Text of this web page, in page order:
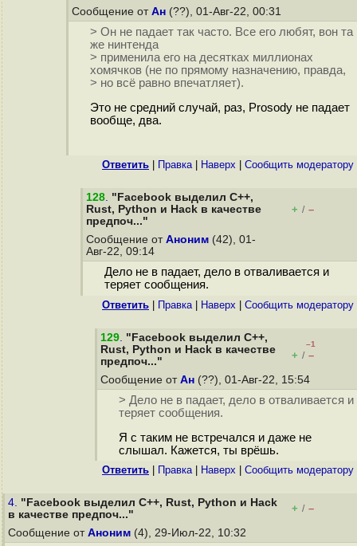
Сообщение от Ан (??), 01-Авг-22, 00:31
> Он не падает так часто. Все его любят, вон та
же нинтенда
> применила его на десятках миллионах
хомячков (не по прямому назначению, правда,
> но всё равно впечатляет).
Это не средний случай, раз, Prosody не падает
вообще, два.
Ответить Правка| Наверх Cообщить модератору
128. "Facebook выделил C++,
Rust, Python и Hack в качестве
предпоч..."
+ / –
Сообщение от Аноним (42), 01-
Авг-22, 09:14
Дело не в падает, дело в отваливается и
теряет сообщения.
Ответить Правка| Наверх Cообщить модератору
129. "Facebook выделил C++,
Rust, Python и Hack в качестве
предпоч..."
–1
+ / –
Сообщение от Ан (??), 01-Авг-22, 15:54
> Дело не в падает, дело в отваливается и
теряет сообщения.
Я с таким не встречался и даже не
слышал. Кажется, ты врёшь.
Ответить Правка| Наверх Cообщить модератору
4. "Facebook выделил C++, Rust, Python и Hack
в качестве предпоч..."
+ / –
Сообщение от Аноним (4), 29-Июл-22, 10:32